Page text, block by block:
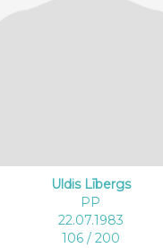
Uldis Lībergs
PP
22.07.1983
106 / 200